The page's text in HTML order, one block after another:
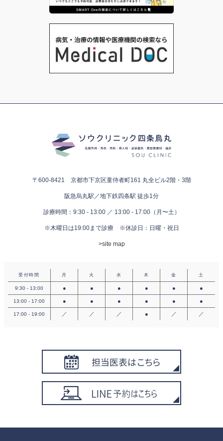
〒600-8421 京都市下京区童侍者町161 丸全ビル2階・3階
阪急烏丸駅／地下鉄四条駅 徒歩1分
診療時間：9:30 - 13:00 ／ 13:00 - 17:00（月〜土）
※木曜日は19:00まで診療 ※休診日：日曜・祝日
>site map
受付時間 月 火 水 木 金 土
9:30 - 13:00 ● ● ● ● ● ●
13:00 - 17:00 ● ● ● ● ● ●
17:00 - 19:00 ／ ／ ／ ● ／ ／